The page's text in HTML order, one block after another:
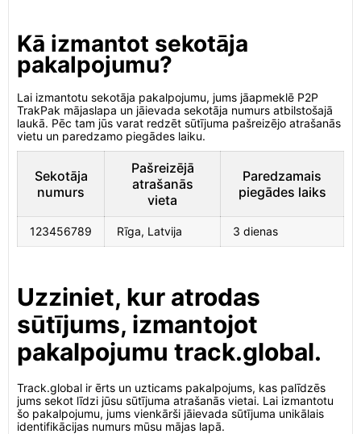
Kā izmantot sekotāja
pakalpojumu?
Lai izmantotu sekotāja pakalpojumu, jums jāapmeklē P2P
TrakPak mājaslapa un jāievada sekotāja numurs atbilstošajā
laukā. Pēc tam jūs varat redzēt sūtījuma pašreizējo atrašanās
vietu un paredzamo piegādes laiku.
Sekotāja
numurs
Pašreizējā
atrašanās
vieta
Paredzamais
piegādes laiks
123456789 Rīga, Latvija 3 dienas
Uzziniet, kur atrodas
sūtījums, izmantojot
pakalpojumu track.global.
Track.global ir ērts un uzticams pakalpojums, kas palīdzēs
jums sekot līdzi jūsu sūtījuma atrašanās vietai. Lai izmantotu
šo pakalpojumu, jums vienkārši jāievada sūtījuma unikālais
identifikācijas numurs mūsu mājas lapā.